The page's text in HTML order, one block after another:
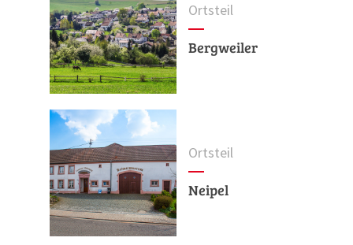
Ortsteil
Bergweiler
Ortsteil
Neipel